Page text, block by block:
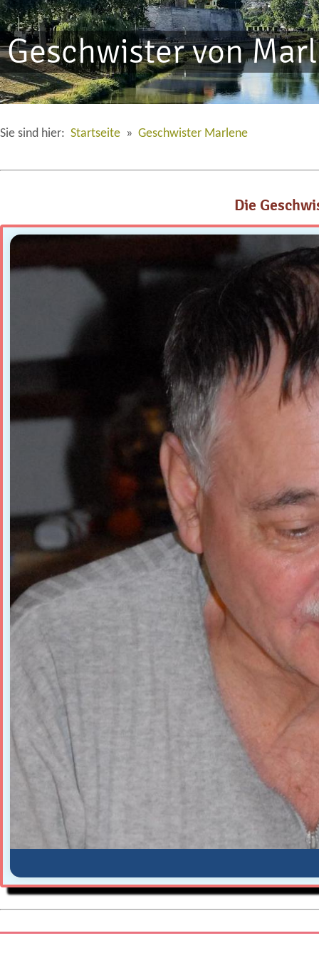
Geschwister von
Sie sind hier: Startseite » Geschwister Marlene
Die